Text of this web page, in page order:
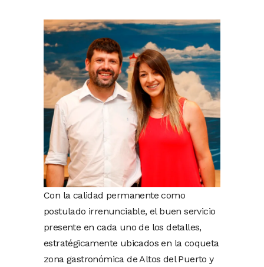
Con la calidad permanente como
postulado irrenunciable, el buen servicio
presente en cada uno de los detalles,
estratégicamente ubicados en la coqueta
zona gastronómica de Altos del Puerto y